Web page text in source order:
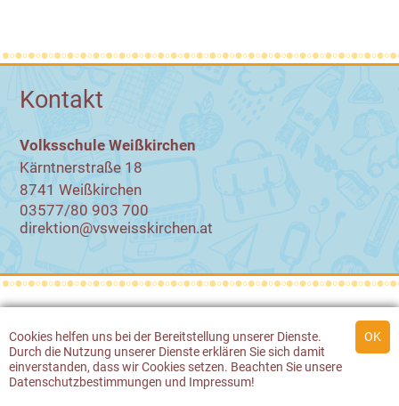
Cookies helfen uns bei der Bereitstellung unserer Dienste.
Durch die Nutzung unserer Dienste erklären Sie sich damit
einverstanden, dass wirCookiessetzen. Beachten Sie unsere
Datenschutzbestimmungen und Impressum!
Kontakt
Volksschule Weißkirchen
Kärntnerstraße 18
8741 Weißkirchen
03577/80 903 700
direktion@vsweisskirchen.at
© 2026 Volksschule Weißkirchen
Werbeagentur Gössler & Sailer